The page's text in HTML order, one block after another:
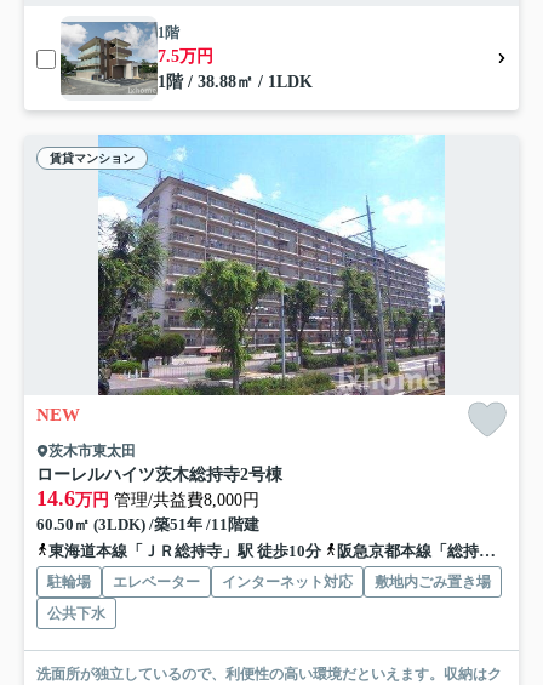
1階
7.5万円
1階 / 38.88㎡ / 1LDK
賃貸マンション
NEW
茨木市東太田
ローレルハイツ茨木総持寺2号棟
14.6万円 管理/共益費8,000円
60.50㎡ (3LDK) /築51年 /11階建
東海道本線「ＪＲ総持寺」駅 徒歩10分
阪急京都本線「総持寺」駅 徒歩16分
駐輪場 エレベーター インターネット対応
敷地内ごみ置き場
公共下水
洗面所が独立しているので、利便性の高い環境だといえます。収納はク